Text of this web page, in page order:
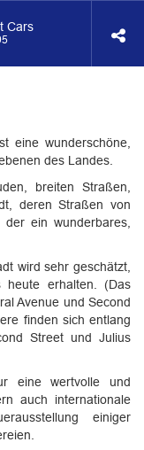
Cars
eine wunderschöne,
des Landes.
breiten Straßen,
deren Straßen von
ein wunderbares,
wird sehr geschätzt,
erhalten. (Das
Avenue und Second
finden sich entlang
Street und Julius
eine wertvolle und
auch internationale
einiger